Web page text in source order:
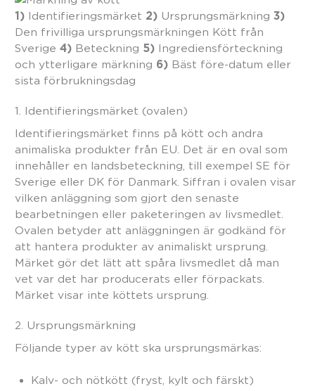
1) Identifieringsmärket 2) Ursprungsmärkning 3)
Den frivilliga ursprungsmärkningen Kött från
Sverige 4) Beteckning 5) Ingrediensförteckning
och ytterligare märkning 6) Bäst före-datum eller
sista förbrukningsdag
1. Identifieringsmärket (ovalen)
Identifieringsmärket finns på kött och andra
animaliska produkter från EU. Det är en oval som
innehåller en landsbeteckning, till exempel SE för
Sverige eller DK för Danmark. Siffran i ovalen visar
vilken anläggning som gjort den senaste
bearbetningen eller paketeringen av livsmedlet.
Ovalen betyder att anläggningen är godkänd för
att hantera produkter av animaliskt ursprung.
Märket gör det lätt att spåra livsmedlet då man
vet var det har producerats eller förpackats.
Märket visar inte köttets ursprung.
2. Ursprungsmärkning
Följande typer av kött ska ursprungsmärkas:
Kalv- och nötkött (fryst, kylt och färskt)